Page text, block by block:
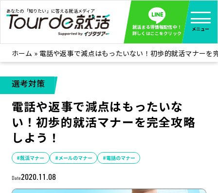
あなたの「知りたい」に答える就活メディア
就活まる得情報配信中！
詳しくはここをクリック
メニュー
就活ノウハウ 全て見る
企業まる見え！特捜部
みんなが知らない企業の裏側を徹底調査！
インタツアー活動レポ 全て見る
インタツアーを使ってどうだった？OBOG成功談
社会人インタビュー
社会人になった今、就活を振り返ってみた
学生就活ブログ
学生ライターが教える、今就活でやるべきこと
ホーム » 電話や返事で減点はもったいない！初歩的就活マナーを
選考対策
電話や返事で減点はもったいな
い！初歩的就活マナーを完全攻略
しよう！
#就活マナー #メールのマナー #電話のマナー
Date2020.11.08